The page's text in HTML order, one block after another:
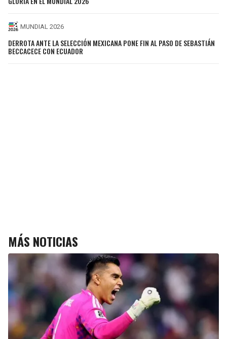
MUNDIAL 2026
DERROTA ANTE LA SELECCIÓN MEXICANA PONE FIN AL PASO DE SEBASTIÁN
BECCACECE CON ECUADOR
MÁS NOTICIAS